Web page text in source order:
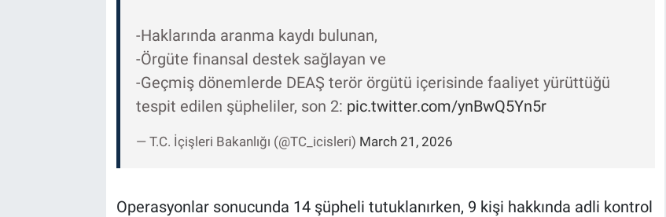
-Haklarında aranma kaydı bulunan,
-Örgüte finansal destek sağlayan ve
-Geçmiş dönemlerde DEAŞ terör örgütü içerisinde faaliyet yürüttüğü
tespit edilen şüpheliler, son 2: pic.twitter.com/ynBwQ5Yn5r
— T.C. İçişleri Bakanlığı (@TC_icisleri) March 21, 2026
Operasyonlar sonucunda 14 şüpheli tutuklanırken, 9 kişi hakkında adli kontrol